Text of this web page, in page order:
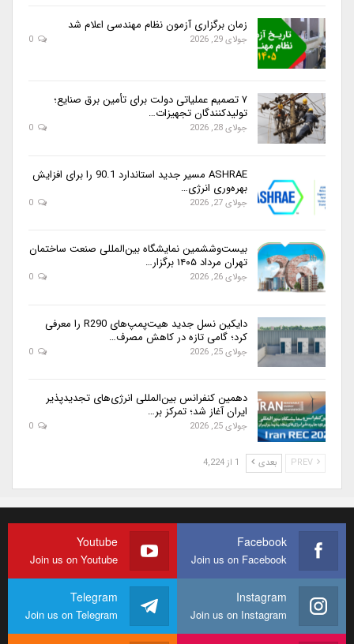
زمان برگزاری آزمون نظام مهندسی اعلام شد
جولای 29, 2026
۷ تصمیم عملیاتی دولت برای تأمین برق صنایع؛
تولیدکنندگان تجهیزات…
جولای 28, 2026
ASHRAE مسیر جدید استاندارد 90.1 را برای افزایش
بهره‌وری انرژی…
جولای 27, 2026
بیست‌وششمین نمایشگاه بین‌المللی صنعت ساختمان
تهران مرداد ۱۴۰۵ برگزار…
جولای 26, 2026
دایکین نسل جدید هیت‌پمپ‌های R290 را معرفی
کرد؛ گامی تازه در کاهش مصرف…
جولای 25, 2026
دهمین کنفرانس بین‌المللی انرژی‌های تجدیدپذیر
ایران آغاز شد؛ تمرکز بر…
جولای 25, 2026
بعدی 1 از 4,224
Facebook
Join us on Facebook
Youtube
Join us on Youtube
Instagram
Join us on Instagram
Telegram
Join us on Telegram